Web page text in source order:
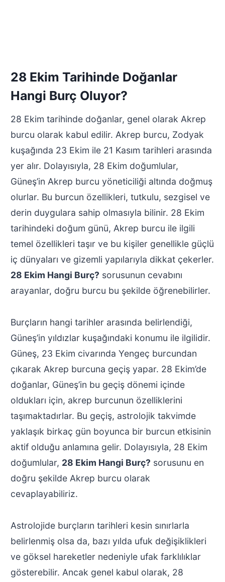
28 Ekim Tarihinde Doğanlar
Hangi Burç Oluyor?
28 Ekim tarihinde doğanlar, genel olarak Akrep
burcu olarak kabul edilir. Akrep burcu, Zodyak
kuşağında 23 Ekim ile 21 Kasım tarihleri arasında
yer alır. Dolayısıyla, 28 Ekim doğumlular,
Güneş’in Akrep burcu yöneticiliği altında doğmuş
olurlar. Bu burcun özellikleri, tutkulu, sezgisel ve
derin duygulara sahip olmasıyla bilinir. 28 Ekim
tarihindeki doğum günü, Akrep burcu ile ilgili
temel özellikleri taşır ve bu kişiler genellikle güçlü
iç dünyaları ve gizemli yapılarıyla dikkat çekerler.
28 Ekim Hangi Burç? sorusunun cevabını
arayanlar, doğru burcu bu şekilde öğrenebilirler.
Burçların hangi tarihler arasında belirlendiği,
Güneş’in yıldızlar kuşağındaki konumu ile ilgilidir.
Güneş, 23 Ekim civarında Yengeç burcundan
çıkarak Akrep burcuna geçiş yapar. 28 Ekim’de
doğanlar, Güneş’in bu geçiş dönemi içinde
oldukları için, akrep burcunun özelliklerini
taşımaktadırlar. Bu geçiş, astrolojik takvimde
yaklaşık birkaç gün boyunca bir burcun etkisinin
aktif olduğu anlamına gelir. Dolayısıyla, 28 Ekim
doğumlular, 28 Ekim Hangi Burç? sorusunu en
doğru şekilde Akrep burcu olarak
cevaplayabiliriz.
Astrolojide burçların tarihleri kesin sınırlarla
belirlenmiş olsa da, bazı yılda ufuk değişiklikleri
ve göksel hareketler nedeniyle ufak farklılıklar
gösterebilir. Ancak genel kabul olarak, 28